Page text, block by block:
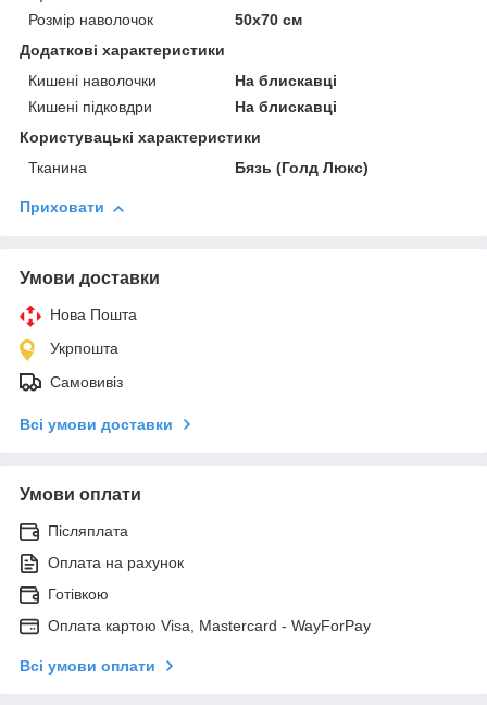
Розмір наволочок
50х70 см
Додаткові характеристики
Кишені наволочки
На блискавці
Кишені підковдри
На блискавці
Користувацькi характеристики
Тканина
Бязь (Голд Люкс)
Приховати
Умови доставки
Нова Пошта
Укрпошта
Самовивіз
Всі умови доставки
Умови оплати
Післяплата
Оплата на рахунок
Готівкою
Оплата картою Visa, Mastercard - WayForPay
Всі умови оплати